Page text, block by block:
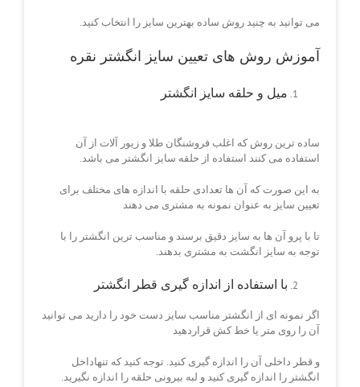
می توانید به چنید روش ساده بهترین سایز را انتخاب کنید.
آموزش روش های تعیین سایز انگشتر نقره
میل و حلقه سایز انگشتر
ساده ترین روش که اغلب فروشنگان طلا و زیور آلات از آن
استفاده می کنند استفاده از حلقه سایز انگشتر می باشد.
به این صورت که آن ها تعدادی حلقه با اندازه های مختلف برای
تعیین سایز به عنوان نمونه به مشتری می دهند
تا با پرو آن ها به سایز دقیق برسند و مناسب ترین انگشتر را با
توجه به سایز انگشت به مشتری بدهند.
با استفاده از اندازه گیری قطر انگشتر
اگر نمونه ای از انگشتر مناسب سایز دست خود را دارید می توانید
آن را روی متر یا خط کش قراردهید
و قطر داخلی آن را اندازه گیری کنید. توجه کنید که تنهاداخل
انگشتر را اندازه گیری کنید و لبه بیرونی حلقه را اندازه نگیرید.